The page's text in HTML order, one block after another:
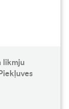
likmju